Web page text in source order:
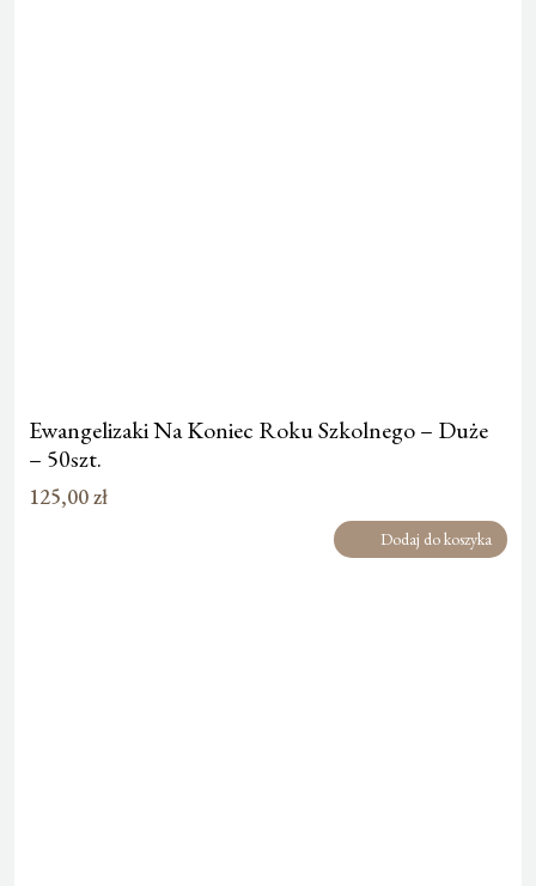
Ewangelizaki Na Koniec Roku Szkolnego – Duże
– 50szt.
125,00zł
Dodaj do koszyka